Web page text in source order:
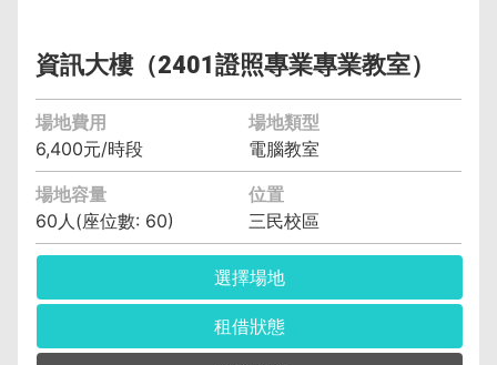
資訊大樓（2401證照專業專業教室）
場地費用
場地類型
6,400元/時段
電腦教室
場地容量
位置
60人(座位數: 60)
三民校區
選擇場地
租借狀態